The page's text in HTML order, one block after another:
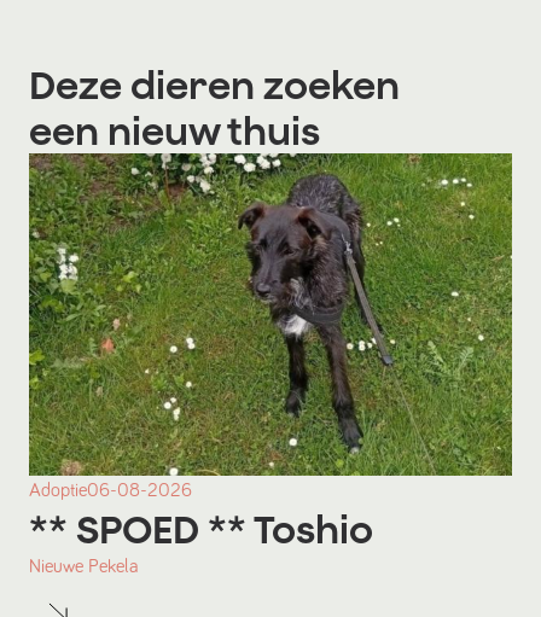
Deze dieren zoeken
een nieuw thuis
Adoptie06-08-2026
** SPOED ** Toshio
Nieuwe Pekela